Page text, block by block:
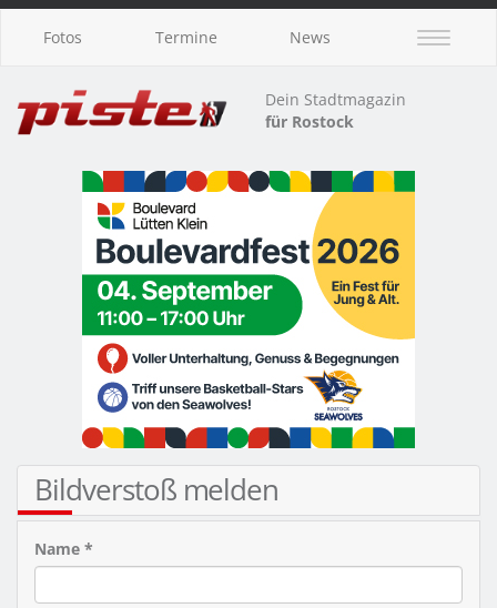
Fotos Termine News
Dein Stadtmagazin
für Rostock
Bildverstoß melden
Name *